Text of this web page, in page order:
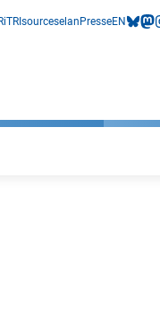
RIsourceselan PresseEN